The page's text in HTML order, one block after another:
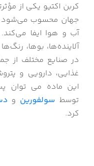
کربن اکتیو یکی از
جهان محسوب می‌شود
آب و هوا ایفا
آلاینده‌ها، بوها،
در صنایع مختلف از
غذایی، دارویی و
این ماده می توان
توسط سولفورین و
کرد.